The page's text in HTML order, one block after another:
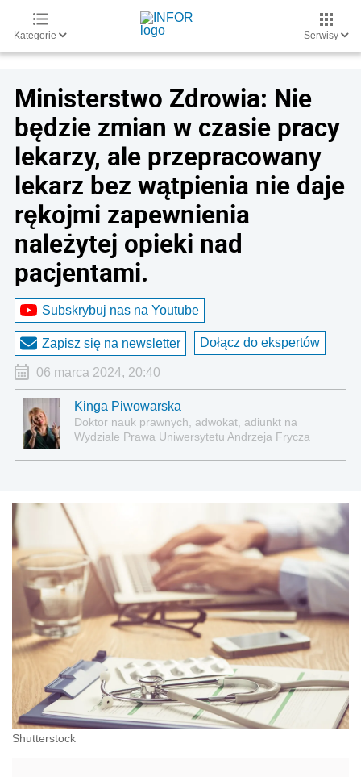
Kategorie Serwisy
Ministerstwo Zdrowia: Nie
będzie zmian w czasie pracy
lekarzy, ale przepracowany
lekarz bez wątpienia nie daje
rękojmi zapewnienia
należytej opieki nad
pacjentami.
Subskrybuj nas na Youtube
Zapisz się na newsletter Dołącz do ekspertów
06 marca 2024, 20:40
Kinga Piwowarska
Doktor nauk prawnych, adwokat, adiunkt na
Wydziale Prawa Uniwersytetu Andrzeja Frycza
pracą i pomocą socjalną.
Shutterstock